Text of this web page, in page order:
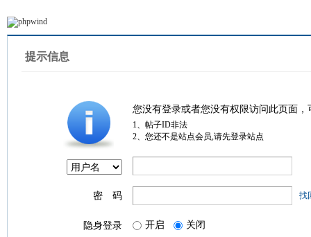
提示信息
您没有登录或者您没有权限访问此页面
1、帖子ID非法
2、您还不是站点会员,请先登录站点
密 码 找
隐身登录 开启 关闭